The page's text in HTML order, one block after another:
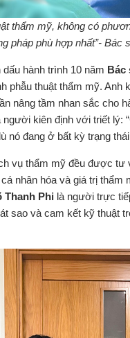
thẩm mỹ, không có
pháp phù hợp nhất”- Bác
dấu hành trình 10 năm Bác
phẫu thuật thẩm mỹ. Anh
nâng tầm nhan sắc cho
người kiên định với triết lý:
nó đang ở bất kỳ trạng thái
vụ thẩm mỹ đều được
nhân hóa và giá trị thẩm
Thanh Phi là người trực
sao và cam kết kỹ thuật